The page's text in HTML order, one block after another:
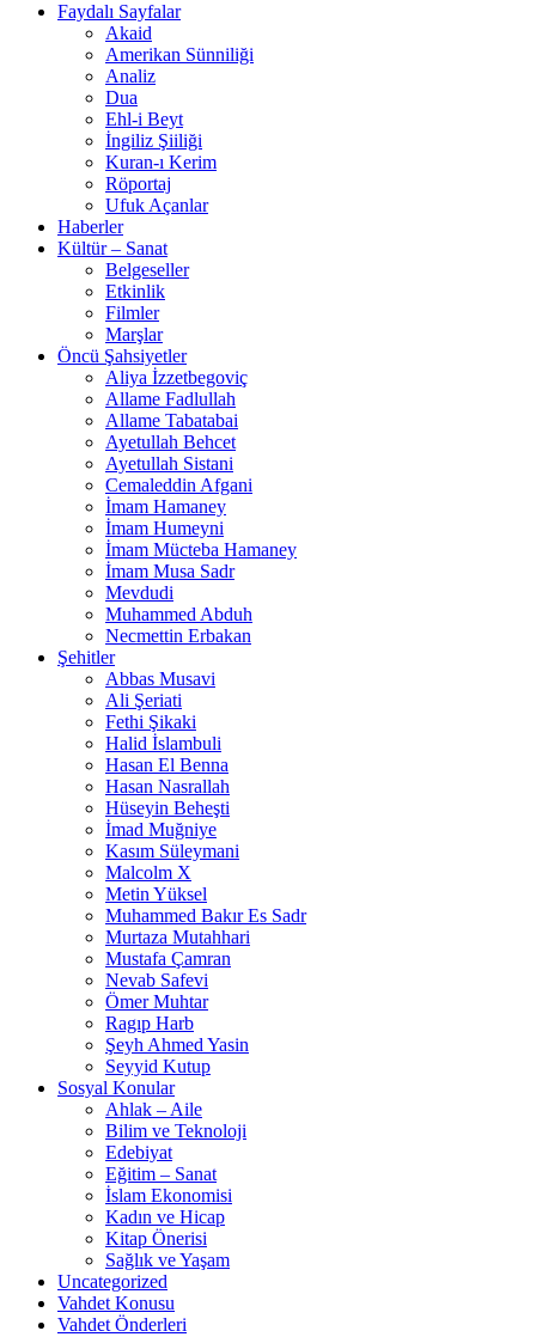
Faydalı Sayfalar
Akaid
Amerikan Sünniliği
Analiz
Dua
Ehl-i Beyt
İngiliz Şiiliği
Kuran-ı Kerim
Röportaj
Ufuk Açanlar
Haberler
Kültür – Sanat
Belgeseller
Etkinlik
Filmler
Marşlar
Öncü Şahsiyetler
Aliya İzzetbegoviç
Allame Fadlullah
Allame Tabatabai
Ayetullah Behcet
Ayetullah Sistani
Cemaleddin Afgani
İmam Hamaney
İmam Humeyni
İmam Mücteba Hamaney
İmam Musa Sadr
Mevdudi
Muhammed Abduh
Necmettin Erbakan
Şehitler
Abbas Musavi
Ali Şeriati
Fethi Şikaki
Halid İslambuli
Hasan El Benna
Hasan Nasrallah
Hüseyin Beheşti
İmad Muğniye
Kasım Süleymani
Malcolm X
Metin Yüksel
Muhammed Bakır Es Sadr
Murtaza Mutahhari
Mustafa Çamran
Nevab Safevi
Ömer Muhtar
Ragıp Harb
Şeyh Ahmed Yasin
Seyyid Kutup
Sosyal Konular
Ahlak – Aile
Bilim ve Teknoloji
Edebiyat
Eğitim – Sanat
İslam Ekonomisi
Kadın ve Hicap
Kitap Önerisi
Sağlık ve Yaşam
Uncategorized
Vahdet Konusu
Vahdet Önderleri